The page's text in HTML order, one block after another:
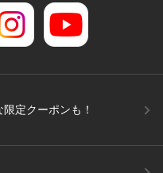
定クーポンも！